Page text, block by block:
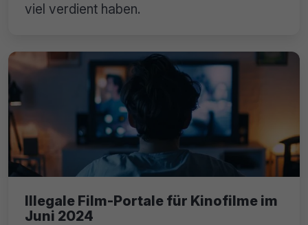
viel verdient haben.
Illegale Film-Portale für Kinofilme im
Juni 2024